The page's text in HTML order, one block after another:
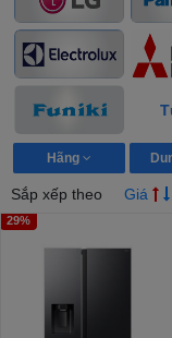
Hãng
Sắp xếp theo Giá
29%